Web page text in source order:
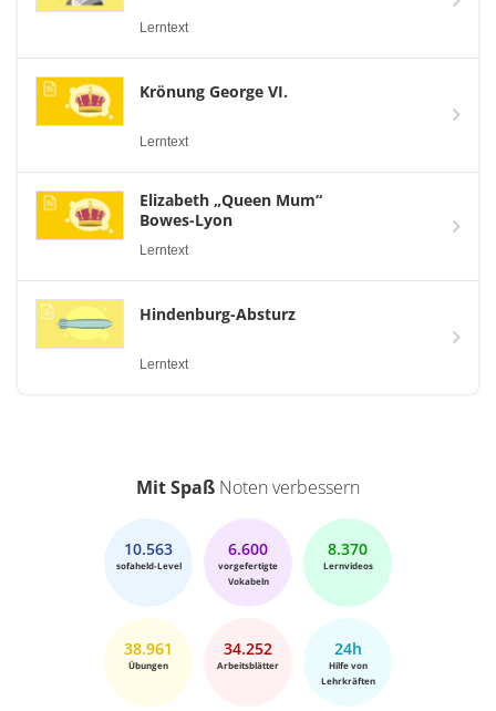
Lerntext
Krönung George VI.
Lerntext
Elizabeth „Queen Mum“
Bowes-Lyon
Lerntext
Hindenburg-Absturz
Lerntext
Mit Spaß Noten verbessern
10.563
sofaheld-Level
6.600
vorgefertigte
Vokabeln
8.370
Lernvideos
38.961
Übungen
34.252
Arbeitsblätter
24h
Hilfe von
Lehrkräften